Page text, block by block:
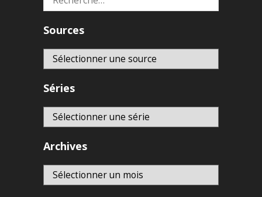
Sources
Séries
Archives
Archives